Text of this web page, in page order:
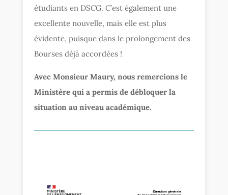
étudiants en DSCG. C’est également une
excellente nouvelle, mais elle est plus
évidente, puisque dans le prolongement des
Bourses déjà accordées !
Avec Monsieur Maury, nous remercions le
Ministère qui a permis de débloquer la
situation au niveau académique.